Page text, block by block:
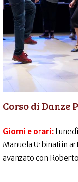
Corso di Danze
Giorni e orari:
Manuela Urbinati in
avanzato con